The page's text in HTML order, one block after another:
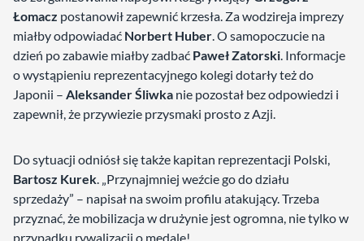
Łomacz postanowił zapewnić krzesła. Za wodzireja imprezy
miałby odpowiadać Norbert Huber. O samopoczucie na
dzień po zabawie miałby zadbać Paweł Zatorski. Informacje
o wystąpieniu reprezentacyjnego kolegi dotarły też do
Japonii – Aleksander Śliwka nie pozostał bez odpowiedzi i
zapewnił, że przywiezie przysmaki prosto z Azji.
Do sytuacji odniósł się także kapitan reprezentacji Polski,
Bartosz Kurek. „Przynajmniej weźcie go do działu
sprzedaży” – napisał na swoim profilu atakujący. Trzeba
przyznać, że mobilizacja w drużynie jest ogromna, nie tylko w
przypadku rywalizacji o medale!